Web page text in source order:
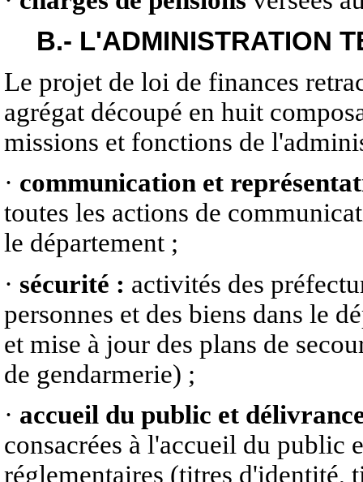
B.- L'ADMINISTRATION
Le projet de loi de finances
agrégat découpé en huit
missions et fonctions de
· communication et
toutes les actions de
le département ;
· sécurité : activités des
personnes et des biens dans le
et mise à jour des plans de
de gendarmerie) ;
· accueil du public et
consacrées à l'accueil du public
réglementaires (titres d'identité,